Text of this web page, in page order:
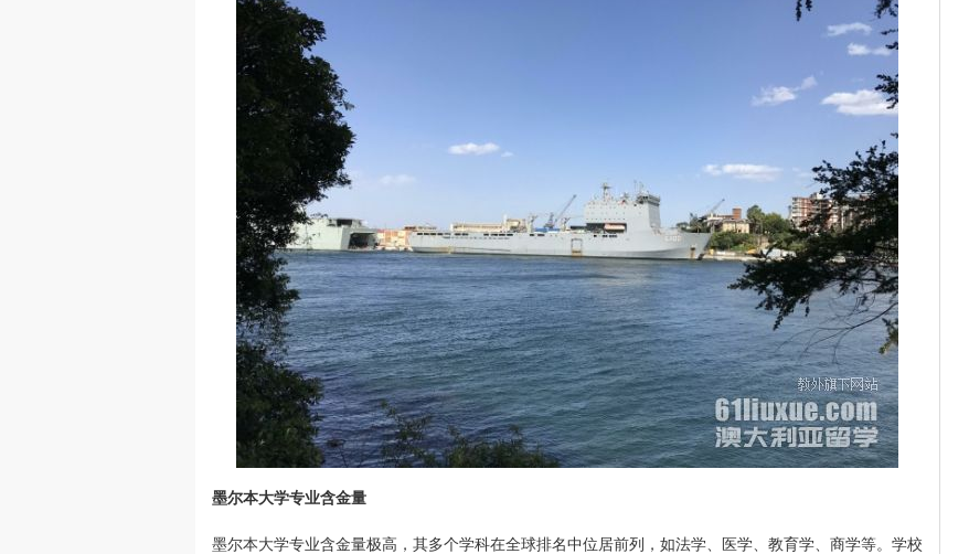
墨尔本大学专业含金量
墨尔本大学专业含金量极高，其多个学科在全球排名中位居前列，如法学、医学、教育学、商学等。学校